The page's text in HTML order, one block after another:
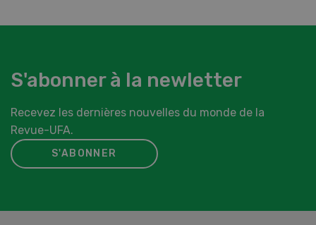
S'abonner à la newletter
Recevez les dernières nouvelles du monde de la
Revue-UFA.
S'ABONNER